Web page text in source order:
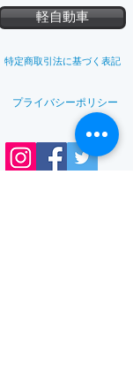
軽自動車
特定商取引法に基づく表記
プライバシーポリシー